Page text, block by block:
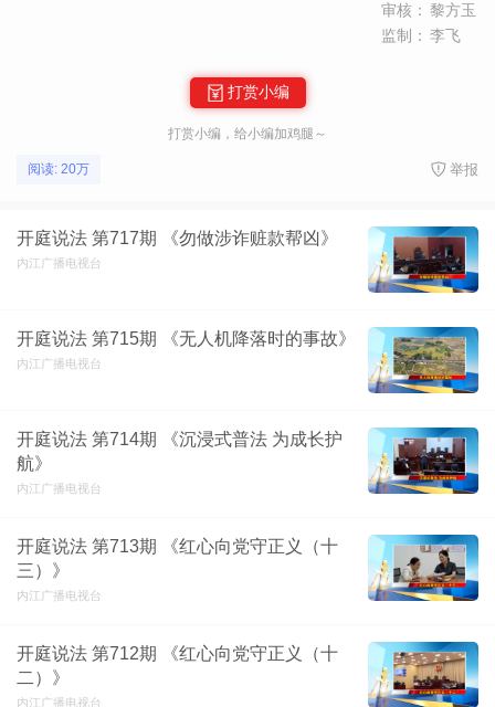
审核： 黎方玉
监制： 李飞
打赏小编
打赏小编，给小编加鸡腿～
阅读: 20万 举报
开庭说法 第717期 《勿做涉诈赃款帮凶》
内江广播电视台
开庭说法 第715期 《无人机降落时的事故》
内江广播电视台
开庭说法 第714期 《沉浸式普法 为成长护
航》
内江广播电视台
开庭说法 第713期 《红心向党守正义（十
三）》
内江广播电视台
开庭说法 第712期 《红心向党守正义（十
二）》
内江广播电视台